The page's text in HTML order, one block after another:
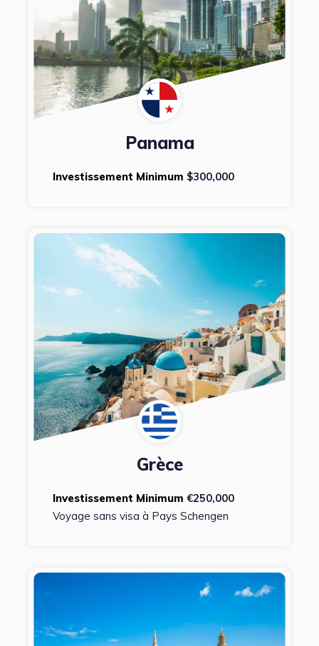
Panama
Investissement Minimum $300,000
Grèce
Investissement Minimum €250,000
Voyage sans visa à Pays Schengen